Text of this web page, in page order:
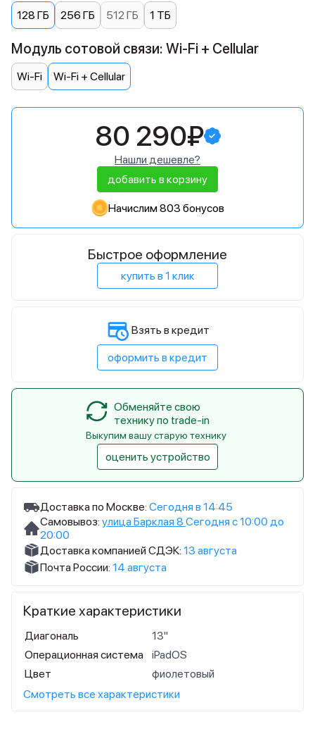
Доставка по Москве: Сегодня в 14:45
Самовывоз: улица Барклая 8 Сегодня с 10:00 до
20:00
Доставка компанией СДЭК: 13 августа
Почта России: 14 августа
Краткие характеристики
Диагональ
13"
Операционная система
iPadOS
Цвет
фиолетовый
Смотреть все характеристики
128 ГБ 256 ГБ 512 ГБ 1 ТБ
Модуль сотовой связи: Wi-Fi + Cellular
Wi-Fi Wi-Fi + Cellular
80 290₽
Нашли дешевле?
добавить в корзину
Начислим 803 бонусов
Быстрое оформление
купить в 1 клик
Взять в кредит
оформить в кредит
Обменяйте свою
технику по trade-in
Выкупим вашу старую технику
оценить устройство